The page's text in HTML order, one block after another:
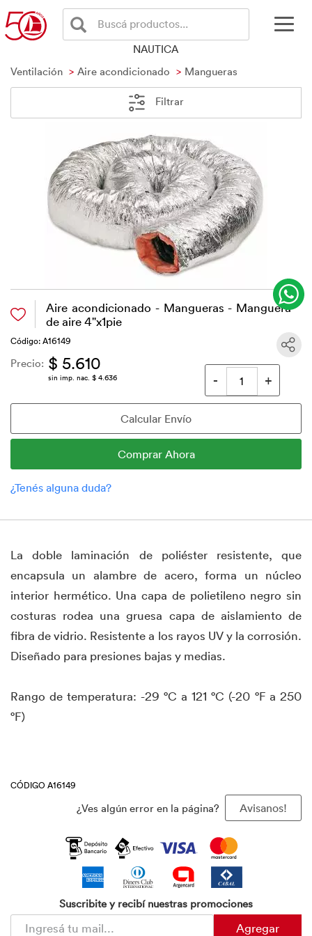
Buscá productos...
NAUTICA
Ventilación
Aire acondicionado Mangueras
Filtrar
Aire acondicionado - Mangueras - Manguera
de aire 4"x1pie
Código: A16149
Precio: $ 5.610
sin imp. nac. $ 4.636
La doble laminación de poliéster resistente, que
encapsula un alambre de acero, forma un núcleo
interior hermético. Una capa de polietileno negro sin
costuras rodea una gruesa capa de aislamiento de
fibra de vidrio. Resistente a los rayos UV y la corrosión.
Diseñado para presiones bajas y medias.
Rango de temperatura: -29 °C a 121 °C (-20 °F a 250
°F)
CÓDIGO A16149
¿Ves algún error en la página? Avisanos!
Suscribite y recibí nuestras promociones
Agregar